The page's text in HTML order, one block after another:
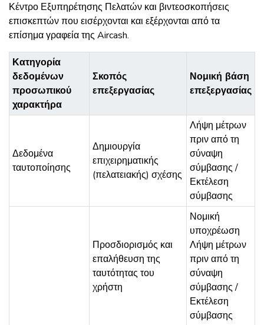
Κέντρο Εξυπηρέτησης Πελατών και βιντεοσκοπήσεις
επισκεπτών που εισέρχονται και εξέρχονται από τα
επίσημα γραφεία της Aircash.
Κατηγορία
δεδομένων
προσωπικού
χαρακτήρα
Σκοπός
επεξεργασίας
Νομική βάση
επεξεργασίας
Δεδομένα
ταυτοποίησης
Δημιουργία
επιχειρηματικής
(πελατειακής) σχέσης
Λήψη μέτρων
πριν από τη
σύναψη
σύμβασης /
Εκτέλεση
σύμβασης
Προσδιορισμός και
επαλήθευση της
ταυτότητας του
χρήστη
Νομική
υποχρέωση
Λήψη μέτρων
πριν από τη
σύναψη
σύμβασης /
Εκτέλεση
σύμβασης